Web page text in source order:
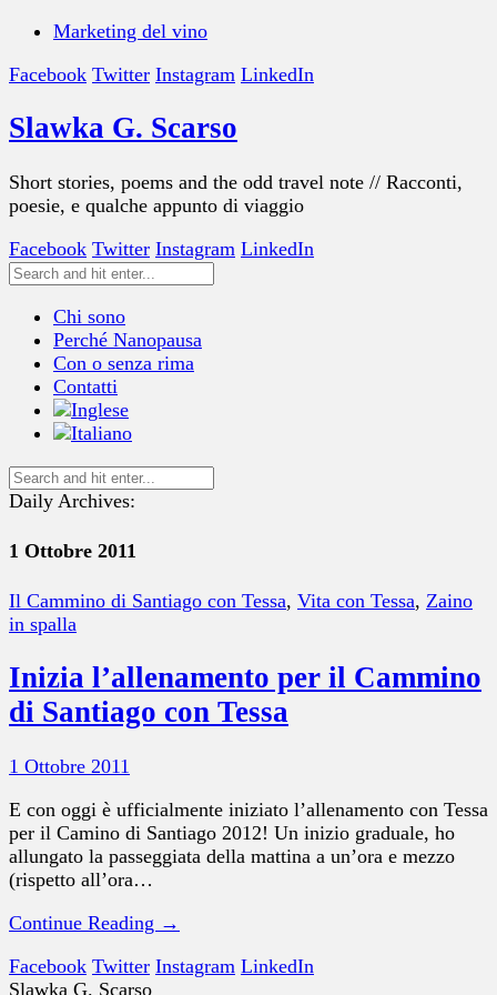
Marketing del vino
Facebook Twitter Instagram LinkedIn
Slawka G. Scarso
Short stories, poems and the odd travel note // Racconti,
poesie, e qualche appunto di viaggio
Facebook Twitter Instagram LinkedIn
Chi sono
Perché Nanopausa
Con o senza rima
Contatti
Daily Archives:
1 Ottobre 2011
Il Cammino di Santiago con Tessa, Vita con Tessa, Zaino
in spalla
Inizia l’allenamento per il Cammino
di Santiago con Tessa
1 Ottobre 2011
E con oggi è ufficialmente iniziato l’allenamento con Tessa
per il Camino di Santiago 2012! Un inizio graduale, ho
allungato la passeggiata della mattina a un’ora e mezzo
(rispetto all’ora…
Continue Reading →
Facebook Twitter Instagram LinkedIn
Slawka G. Scarso